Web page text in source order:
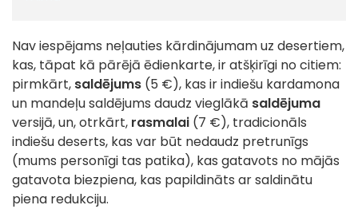
Nav iespējams neļauties kārdinājumam uz desertiem,
kas, tāpat kā pārējā ēdienkarte, ir atšķirīgi no citiem:
pirmkārt, saldējums (5 €), kas ir indiešu kardamona
un mandeļu saldējums daudz vieglākā saldējuma
versijā, un, otrkārt, rasmalai (7 €), tradicionāls
indiešu deserts, kas var būt nedaudz pretrunīgs
(mums personīgi tas patika), kas gatavots no mājās
gatavota biezpiena, kas papildināts ar saldinātu
piena redukciju.